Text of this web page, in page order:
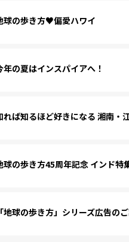
球の歩き方♥偏愛ハワイ
年の夏はインスパイアへ！
れば知るほど好きになる 湘南・
球の歩き方45周年記念 インド特
「地球の歩き方」シリーズ広告の